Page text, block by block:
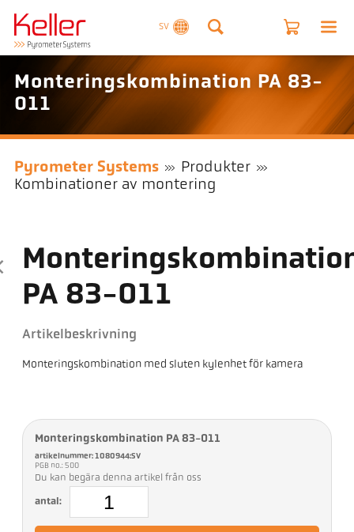
SV
Monteringskombination PA 83-
011
Pyrometer Systems
Produkter
Kombinationer av montering
PA 83-011
Artikelbeskrivning
Monteringskombination med sluten kylenhet för kamera
Monteringskombination PA 83-011
artikelnummer: 1080944:SV
PGB no.: 500
Du kan begära denna artikel från oss
antal: